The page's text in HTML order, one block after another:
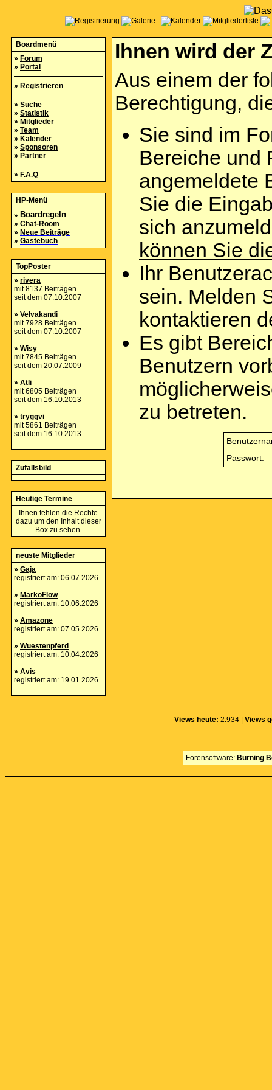
Boardmenü
» Forum
» Portal
» Registrieren
» Suche
» Statistik
» Mitglieder
» Team
» Kalender
» Sponsoren
» Partner
» F.A.Q
HP-Menü
» Boardregeln
» Chat-Room
» Neue Beiträge
» Gästebuch
TopPoster
» rivera
mit 8137 Beiträgen
seit dem 07.10.2007
» Velvakandi
mit 7928 Beiträgen
seit dem 07.10.2007
» Wisy
mit 7845 Beiträgen
seit dem 20.07.2009
» Atli
mit 6805 Beiträgen
seit dem 16.10.2013
» tryggvi
mit 5861 Beiträgen
seit dem 16.10.2013
Zufallsbild
Heutige Termine
Ihnen fehlen die Rechte
dazu um den Inhalt dieser
Box zu sehen.
neuste Mitglieder
» Gaja
registriert am: 06.07.2026
» MarkoFlow
registriert am: 10.06.2026
» Amazone
registriert am: 07.05.2026
» Wuestenpferd
registriert am: 10.04.2026
» Avis
registriert am: 19.01.2026
Ihnen wird der
Aus einem der
Berechtigung,
Sie sind im
Bereiche und
angemeldete
Sie die
sich
können Sie
Ihr
sein. Melden
kontaktieren
Es gibt
Benutzern
zu betreten.
Passwort:
Views heute: 2.934 | Views
Forensoftware: Burning